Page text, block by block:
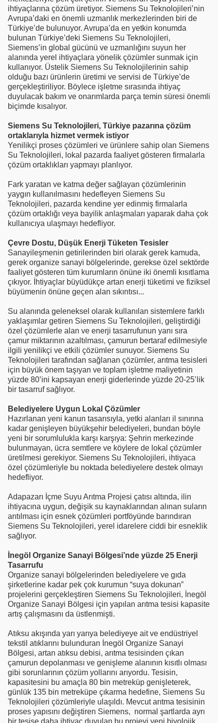
ihtiyaçlarına çözüm üretiyor. Siemens Su Teknolojileri’nin
Avrupa’daki en önemli uzmanlık merkezlerinden biri de
Türkiye’de bulunuyor. Avrupa’da en yetkin konumda
bulunan Türkiye’deki Siemens Su Teknolojileri,
Siemens’in global gücünü ve uzmanlığını suyun her
alanında yerel ihtiyaçlara yönelik çözümler sunmak için
kullanıyor. Üstelik Siemens Su Teknolojilerinin sahip
olduğu bazı ürünlerin üretimi ve servisi de Türkiye’de
gerçekleştiriliyor. Böylece işletme sırasında ihtiyaç
duyulacak bakım ve onarımlarda parça temin süresi önemli
biçimde kısalıyor.
Siemens Su Teknolojileri, Türkiye pazarına çözüm
ortaklarıyla hizmet vermek istiyor
Yenilikçi proses çözümleri ve ürünlere sahip olan Siemens
Su Teknolojileri, lokal pazarda faaliyet gösteren firmalarla
çözüm ortaklıkları yapmayı planlıyor.
Fark yaratan ve katma değer sağlayan çözümlerinin
yaygın kullanılmasını hedefleyen Siemens Su
Teknolojileri, pazarda kendine yer edinmiş firmalarla
çözüm ortaklığı veya bayilik anlaşmaları yaparak daha çok
kullanıcıya ulaşmayı hedefliyor.
Çevre Dostu, Düşük Enerji Tüketen Tesisler
Sanayileşmenin getirilerinden biri olarak gerek kamuda,
gerek organize sanayi bölgelerinde, gerekse özel sektörde
faaliyet gösteren tüm kurumların önüne iki önemli kısıtlama
çıkıyor. İhtiyaçlar büyüdükçe artan enerji tüketimi ve fiziksel
büyümenin önüne geçen alan sıkıntısı...
Su alanında geleneksel olarak kullanılan sistemlere farklı
yaklaşımlar getiren Siemens Su Teknolojileri, geliştirdiği
özel çözümlerle alan ve enerji tasarrufunun yanı sıra
çamur miktarının azaltılması, çamurun bertaraf edilmesiyle
ilgili yenilikçi ve etkili çözümler sunuyor. Siemens Su
Teknolojileri tarafından sağlanan çözümler, arıtma tesisleri
için büyük önem taşıyan ve toplam işletme maliyetinin
yüzde 80’ini kapsayan enerji giderlerinde yüzde 20-25’lik
bir tasarruf sağlıyor.
Belediyelere Uygun Lokal Çözümler
Hazırlanan yeni kanun tasarısıyla, yetki alanları il sınırına
kadar genişleyen büyükşehir belediyeleri, bundan böyle
yeni bir sorumlulukla karşı karşıya: Şehrin merkezinde
bulunmayan, ücra semtlere ve köylere de lokal çözümler
üretilmesi gerekiyor. Siemens Su Teknolojileri, ihtiyaca
özel çözümleriyle bu noktada belediyelere destek olmayı
hedefliyor.
Adapazarı İçme Suyu Arıtma Projesi çatısı altında, ilin
ihtiyacına uygun, değişik su kaynaklarından alınan suların
arıtılması için esnek çözümleri portföyünde barındıran
Siemens Su Teknolojileri, yerel idarelere ciddi bir esneklik
sağlıyor.
İnegöl Organize Sanayi Bölgesi’nde yüzde 25 Enerji
Tasarrufu
Organize sanayi bölgelerinden belediyelere ve gıda
şirketlerine kadar pek çok kurumun “suya dokunan”
projelerini gerçekleştiren Siemens Su Teknolojileri, İnegöl
Organize Sanayi Bölgesi için yapılan arıtma tesisi kapasite
artış çalışmasını da üstlenmişti.
Atıksu akışında yarı yarıya belediyeye ait ve endüstriyel
tekstil atıklarını bulunduran İnegöl Organize Sanayi
Bölgesi, artan atıksu debisi, arıtma tesisinden çıkan
çamurun depolanması ve genişleme alanının kısıtlı olması
gibi sorunlarının çözüm yollarını arıyordu. Tesisin,
kapasitesini bu amaçla 80 bin metreküp genişleterek,
günlük 135 bin metreküpe çıkarma hedefine, Siemens Su
Teknolojileri çözümleriyle ulaşıldı. Mevcut arıtma tesisinin
proses yapısını değiştiren Siemens, normal şartlarda ayrı
bir tesise daha ihtiyaç duyulan bu projeyi yeni biyolojik